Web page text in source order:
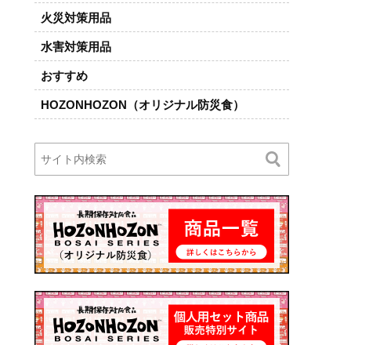
火災対策用品
水害対策用品
おすすめ
HOZONHOZON（オリジナル防災食）